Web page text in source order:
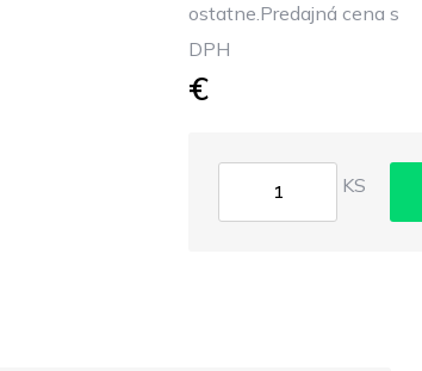
ostatne.Predajná cena s
DPH
€
KS